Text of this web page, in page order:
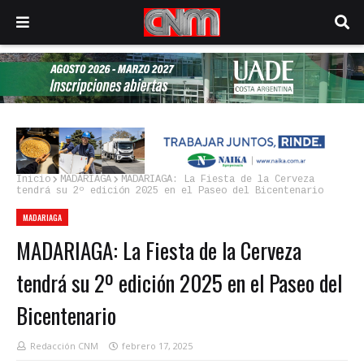
Inicio MADARIAGA
MADARIAGA: La Fiesta de la Cerveza
tendrá su 2º edición 2025 en el Paseo del Bicentenario
MADARIAGA
MADARIAGA: La Fiesta de la Cerveza
tendrá su 2º edición 2025 en el Paseo del
Bicentenario
Redacción CNM febrero 17, 2025